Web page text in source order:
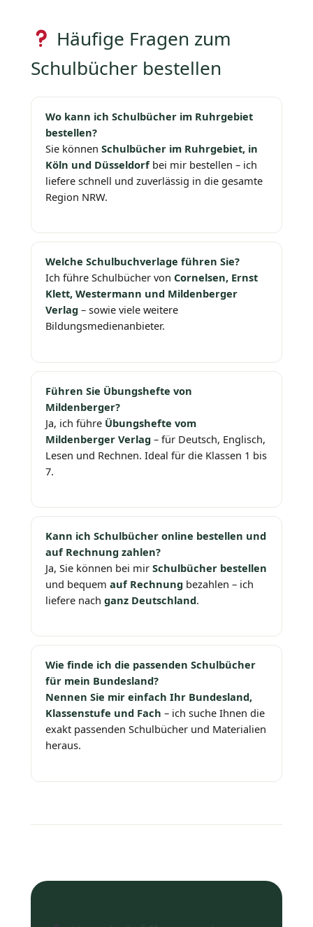
Häufige Fragen zum
Schulbücher bestellen
Wo kann ich Schulbücher im Ruhrgebiet
bestellen?
Sie können Schulbücher im Ruhrgebiet, in
Köln und Düsseldorfbei mir bestellen – ich
liefere schnell und zuverlässig in die gesamte
Region NRW.
Welche Schulbuchverlage führen Sie?
Ich führe Schulbücher von Cornelsen, Ernst
Klett, Westermann und Mildenberger
Verlag – sowie viele weitere
Bildungsmedienanbieter.
Führen Sie Übungshefte von
Mildenberger?
Ja, ich führe Übungshefte vom
Mildenberger Verlag – für Deutsch, Englisch,
Lesen und Rechnen. Ideal für die Klassen 1 bis
7.
Kann ich Schulbücher online bestellen und
auf Rechnung zahlen?
Ja, Sie können bei mir Schulbücher bestellen
und bequem auf Rechnung bezahlen – ich
liefere nach ganz Deutschland.
Wie finde ich die passenden Schulbücher
für mein Bundesland?
Nennen Sie mir einfach Ihr Bundesland,
Klassenstufe und Fach – ich suche Ihnen die
exakt passenden Schulbücher und Materialien
heraus.